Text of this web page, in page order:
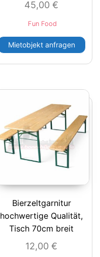
45,00€
Fun Food
Mietobjekt anfragen
Bierzeltgarnitur
hochwertige Qualität,
Tisch 70cm breit
12,00€